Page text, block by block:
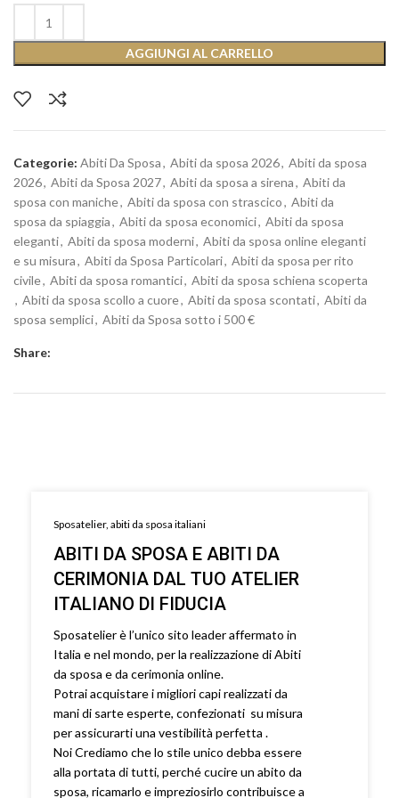
AGGIUNGI AL CARRELLO
Categorie: Abiti Da Sposa, Abiti da sposa 2026, Abiti da sposa
2026, Abiti da Sposa 2027, Abiti da sposa a sirena, Abiti da
sposa con maniche, Abiti da sposa con strascico, Abiti da
sposa da spiaggia, Abiti da sposa economici, Abiti da sposa
eleganti, Abiti da sposa moderni, Abiti da sposa online eleganti
e su misura, Abiti da Sposa Particolari, Abiti da sposa per rito
civile, Abiti da sposa romantici, Abiti da sposa schiena scoperta
, Abiti da sposa scollo a cuore, Abiti da sposa scontati, Abiti da
sposa semplici, Abiti da Sposa sotto i 500 €
Share:
Sposatelier, abiti da sposa italiani
ABITI DA SPOSA E ABITI DA
CERIMONIA DAL TUO ATELIER
ITALIANO DI FIDUCIA
Sposatelier è l’unico sito leader affermato in
Italia e nel mondo, per la realizzazione di Abiti
da sposa e da cerimonia online.
Potrai acquistare i migliori capi realizzati da
mani di sarte esperte, confezionati su misura
per assicurarti una vestibilità perfetta .
Noi Crediamo che lo stile unico debba essere
alla portata di tutti, perché cucire un abito da
sposa, ricamarlo e impreziosirlo contribuisce a